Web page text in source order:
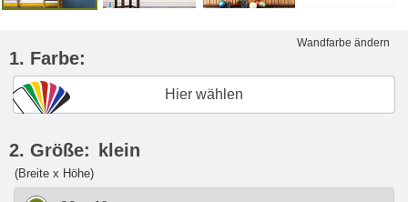
Wandfarbe ändern
1. Farbe:
Hier wählen
2. Größe: klein
(Breite x Höhe)